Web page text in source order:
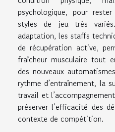
psychologique, pour
styles de jeu très
adaptation, les staffs
de récupération active,
fraîcheur musculaire tout
des nouveaux
rythme d’entraînement, la
travail et
préserver l’efficacité des
contexte de compétition.